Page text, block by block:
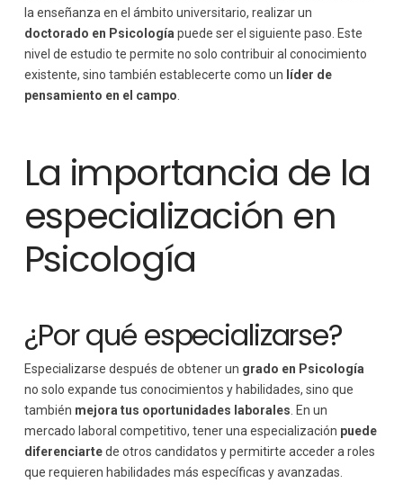
la enseñanza en el ámbito universitario, realizar un
doctorado en Psicología puede ser el siguiente paso. Este
nivel de estudio te permite no solo contribuir al conocimiento
existente, sino también establecerte como un líder de
pensamiento en el campo
La importancia de la
especialización en
Psicología
¿Por qué especializarse?
Especializarse después de obtener un grado en Psicología
no solo expande tus conocimientos y habilidades, sino que
también mejora tus oportunidades laborales. En un
mercado laboral competitivo, tener una especialización puede
diferenciartede otros candidatos y permitirte acceder a roles
que requieren habilidades más específicas y avanzadas.